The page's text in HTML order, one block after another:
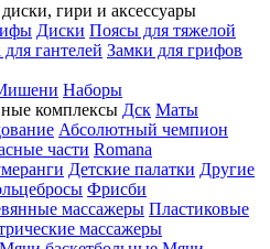
гири и аксессуары
Диски Поясы для тяжелой
гантелей Замки для грифов
Наборы
комплексы Дск Маты
Абсолютный чемпион
части Romana
Детские палатки Другие
Фрисби
массажеры Пластиковые
массажеры